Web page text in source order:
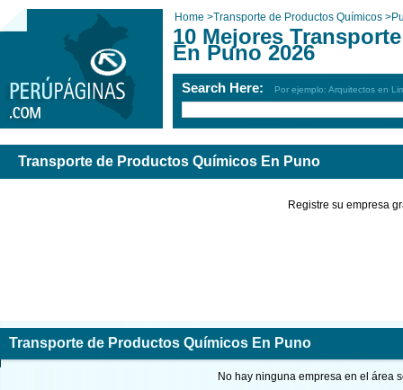
Home >Transporte de Productos Químicos >
10 Mejores
En Puno 2026
Search Here: Por ejemplo: Arquitectos en
Transporte de Productos Químicos En Puno
Registre su empresa
Transporte de Productos Químicos En Puno
No hay ninguna empresa en el área